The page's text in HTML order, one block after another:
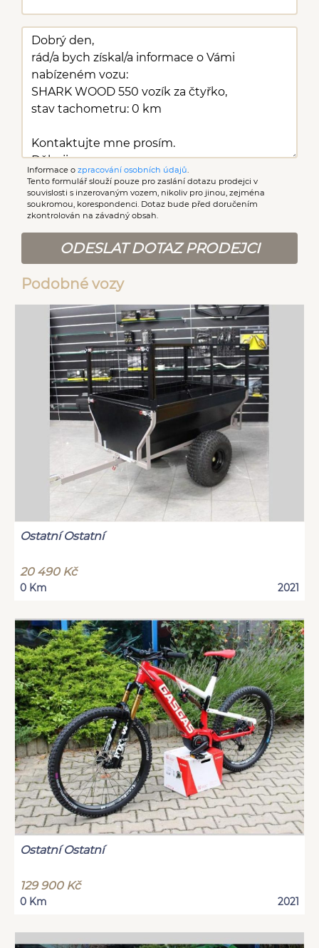
Informace o zpracování osobních údajů
Tento formulář slouží pouze pro zaslání dotazu prodejci v
souvislosti s inzerovaným vozem, nikoliv pro jinou, zejména
soukromou, korespondenci. Dotaz bude před doručením
zkontrolován na závadný obsah.
ODESLAT DOTAZ PRODEJCI
Podobné vozy
Ostatní Ostatní
20 490 Kč
0 Km 2021
Ostatní Ostatní
129 900 Kč
0 Km 2021